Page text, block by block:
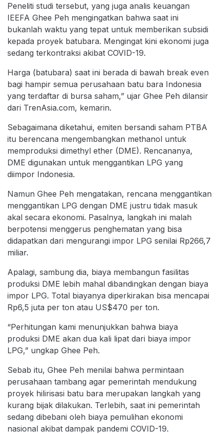
Peneliti studi tersebut, yang juga analis keuangan
IEEFA Ghee Peh mengingatkan bahwa saat ini
bukanlah waktu yang tepat untuk memberikan subsidi
kepada proyek batubara. Mengingat kini ekonomi juga
sedang terkontraksi akibat COVID-19.
Harga (batubara) saat ini berada di bawah break even
bagi hampir semua perusahaan batu bara Indonesia
yang terdaftar di bursa saham,” ujar Ghee Peh dilansir
dari TrenAsia.com, kemarin.
Sebagaimana diketahui, emiten bersandi saham PTBA
itu berencana mengembangkan methanol untuk
memproduksi dimethyl ether (DME). Rencananya,
DME digunakan untuk menggantikan LPG yang
diimpor Indonesia.
Namun Ghee Peh mengatakan, rencana menggantikan
menggantikan LPG dengan DME justru tidak masuk
akal secara ekonomi. Pasalnya, langkah ini malah
berpotensi menggerus penghematan yang bisa
didapatkan dari mengurangi impor LPG senilai Rp266,7
miliar.
Apalagi, sambung dia, biaya membangun fasilitas
produksi DME lebih mahal dibandingkan dengan biaya
impor LPG. Total biayanya diperkirakan bisa mencapai
Rp6,5 juta per ton atau US$470 per ton.
“Perhitungan kami menunjukkan bahwa biaya
produksi DME akan dua kali lipat dari biaya impor
LPG,” ungkap Ghee Peh.
Sebab itu, Ghee Peh menilai bahwa permintaan
perusahaan tambang agar pemerintah mendukung
proyek hilirisasi batu bara merupakan langkah yang
kurang bijak dilakukan. Terlebih, saat ini pemerintah
sedang dibebani oleh biaya pemulihan ekonomi
nasional akibat dampak pandemi COVID-19.